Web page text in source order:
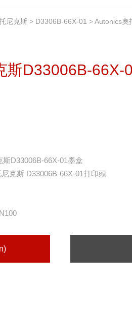
尼克斯 > D3306B-66X-01 > Autonics奧
斯D33006B-66X-
D33006B-66X-01墨盒
克斯 D33006B-66X-01打印頭